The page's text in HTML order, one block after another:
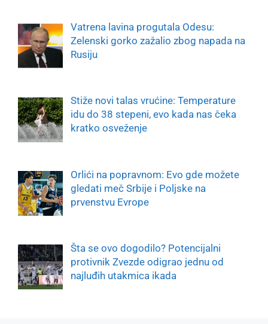
Vatrena lavina progutala Odesu:
Zelenski gorko zažalio zbog napada na
Rusiju
Stiže novi talas vrućine: Temperature
idu do 38 stepeni, evo kada nas čeka
kratko osveženje
Orlići na popravnom: Evo gde možete
gledati meč Srbije i Poljske na
prvenstvu Evrope
Šta se ovo dogodilo? Potencijalni
protivnik Zvezde odigrao jednu od
najluđih utakmica ikada